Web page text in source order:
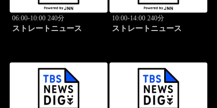
06:00-10:00 240分
ストレートニュース
10:00-14:00 240分
ストレートニュース